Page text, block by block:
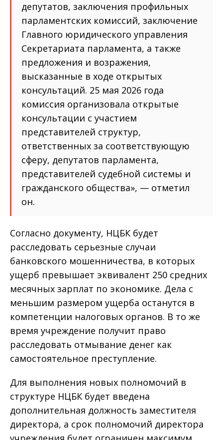
депутатов, заключения профильных
парламентских комиссий, заключение
Главного юридического управления
Секретариата парламента, а также
предложения и возражения,
высказанные в ходе открытых
консультаций. 25 мая 2026 года
комиссия организовала открытые
консультации с участием
представителей структур,
ответственных за соответствующую
сферу, депутатов парламента,
представителей судебной системы и
гражданского общества», — отметил
он.
Согласно документу, НЦБК будет
расследовать серьезные случаи
банковского мошенничества, в которых
ущерб превышает эквивалент 250 средних
месячных зарплат по экономике. Дела с
меньшим размером ущерба останутся в
компетенции налоговых органов. В то же
время учреждение получит право
расследовать отмывание денег как
самостоятельное преступление.
Для выполнения новых полномочий в
структуре НЦБК будет введена
дополнительная должность заместителя
директора, а срок полномочий директора